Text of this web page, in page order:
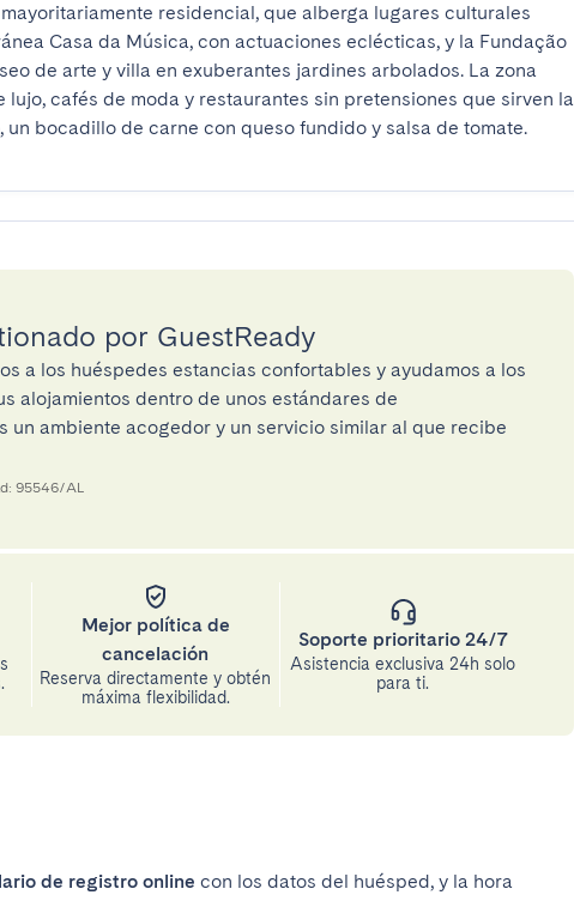
residencial, que alberga lugares culturales
Casa da Música, con actuaciones eclécticas, y la Fundação
de arte y villa en exuberantes jardines arbolados. La zona
cafés de moda y restaurantes sin pretensiones que sirven la
bocadillo de carne con queso fundido y salsa de tomate.
por GuestReady
a los huéspedes estancias confortables y ayudamos a los
alojamientos dentro de unos estándares de
un ambiente acogedor y un servicio similar al que recibe
95546/AL
Mejor política de
cancelación
Reserva directamente y obtén
máxima flexibilidad.
Soporte prioritario 24/7
Asistencia exclusiva 24h solo
para ti.
de registro online con los datos del huésped, y la hora